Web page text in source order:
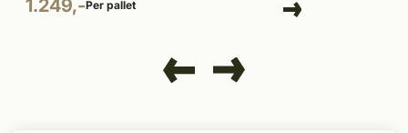
1.249,-Per pallet